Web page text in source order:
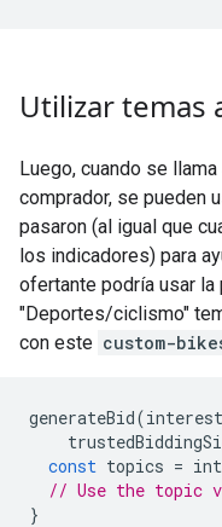
Utilizar temas
Luego, cuando se
comprador, se pueden
pasaron (al igual que
los indicadores) para
ofertante podría usar
"Deportes/ciclismo"
con este custom-
generateBid(
const topics =
// Use the topic
}